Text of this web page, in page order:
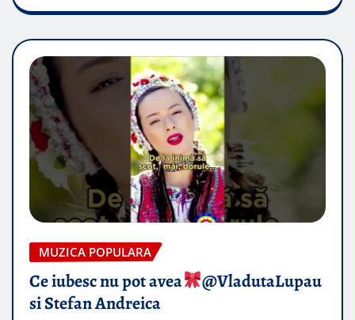
MUZICA POPULARA
Ce iubesc nu pot avea
​@VladutaLupau
si Stefan Andreica